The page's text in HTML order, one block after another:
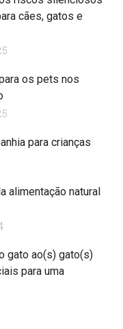
cães, gatos e
os pets nos
para crianças
alimentação natural
gato ao(s) gato(s)
para uma